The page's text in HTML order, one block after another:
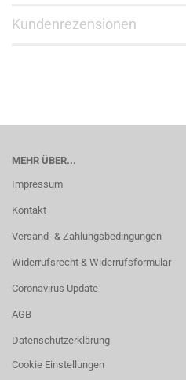
Kundenrezensionen
MEHR ÜBER...
Impressum
Kontakt
Versand- & Zahlungsbedingungen
Widerrufsrecht & Widerrufsformular
Coronavirus Update
AGB
Datenschutzerklärung
Cookie Einstellungen